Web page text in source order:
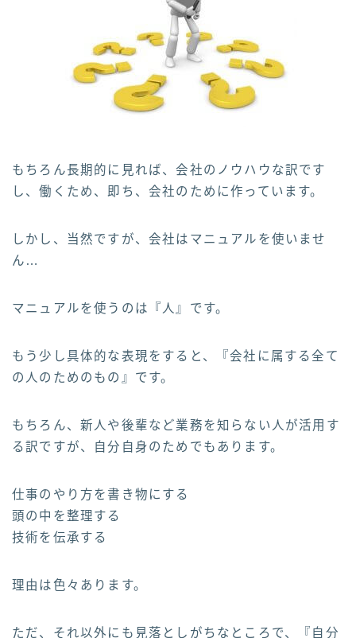
もちろん長期的に見れば、会社のノウハウな訳です
し、働くため、即ち、会社のために作っています。
しかし、当然ですが、会社はマニュアルを使いませ
ん…
マニュアルを使うのは『人』です。
もう少し具体的な表現をすると、『会社に属する全て
の人のためのもの』です。
もちろん、新人や後輩など業務を知らない人が活用す
る訳ですが、自分自身のためでもあります。
仕事のやり方を書き物にする
頭の中を整理する
技術を伝承する
理由は色々あります。
ただ、それ以外にも見落としがちなところで、『自分